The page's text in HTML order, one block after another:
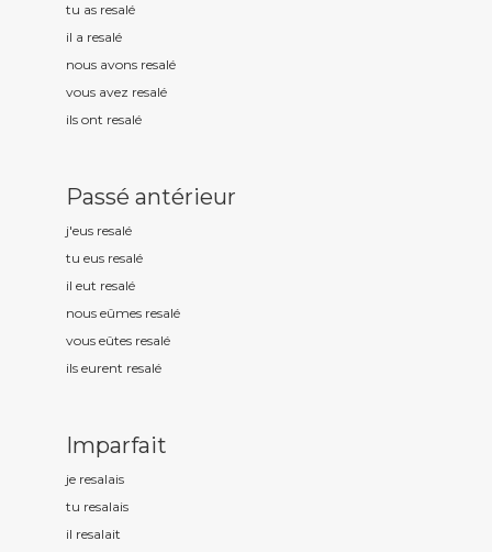
tu as resalé
il a resalé
nous avons resalé
vous avez resalé
ils ont resalé
Passé antérieur
j'eus resalé
tu eus resalé
il eut resalé
nous eûmes resalé
vous eûtes resalé
ils eurent resalé
Imparfait
je resalais
tu resalais
il resalait